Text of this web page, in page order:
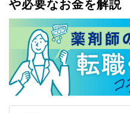
や必要なお金を解説